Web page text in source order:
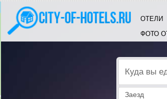
ОТЕЛИ
ФОТО
Куда вы
Заезд